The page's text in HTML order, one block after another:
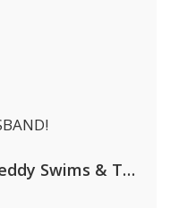
David Guetta, Teddy Swims & Tones And I